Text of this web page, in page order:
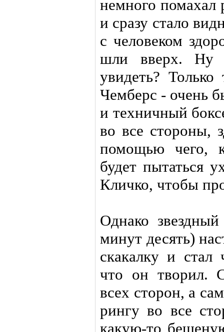
немного помахал
и сразу стало
с человеком
шли вверх. Ну
увидеть?
Чемберс - очень
и техничный
во все стороны,
помощью чего,
будет пытаться
Кличко, чтобы
Однако
минут десять)
скакалку и стал
что он творил.
всех сторон, а
рингу во все
какую-то